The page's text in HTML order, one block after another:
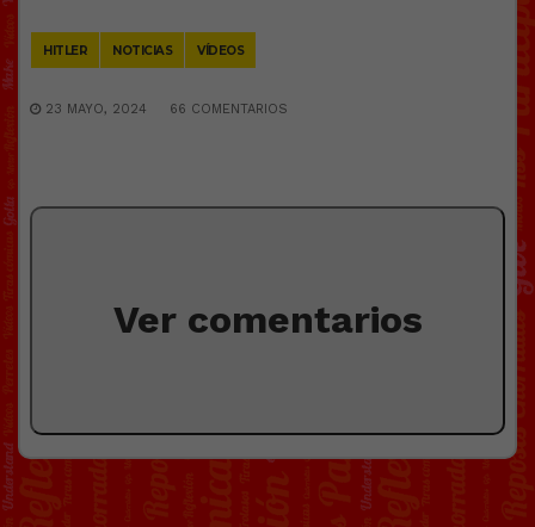
HITLER NOTICIAS VÍDEOS
23 MAYO, 2024 66 COMENTARIOS
Ver comentarios